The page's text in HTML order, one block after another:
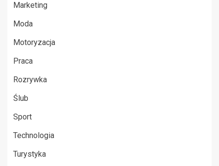
Marketing
Moda
Motoryzacja
Praca
Rozrywka
Ślub
Sport
Technologia
Turystyka